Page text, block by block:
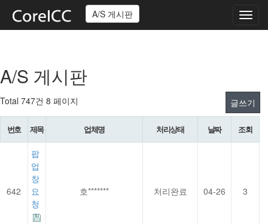
A/S 게시판
A/S 게시판
Total 747건 8 페이지 글쓰기
번호 제목 업체명 처리상태 날짜 조회
642
팝
업
창
요
청
호******* 처리완료 04-26 3